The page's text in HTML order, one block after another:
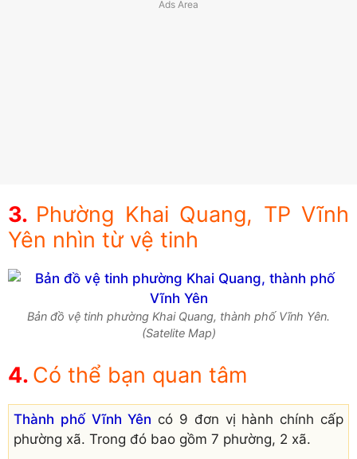
Phường Khai Quang, TP Vĩnh
Yên nhìn từ vệ tinh
Bản đồ vệ tinh phường Khai Quang, thành phố Vĩnh Yên.
(Satelite Map)
Có thể bạn quan tâm
Thành phố Vĩnh Yên có 9 đơn vị hành chính cấp
phường xã. Trong đó bao gồm 7 phường, 2 xã.